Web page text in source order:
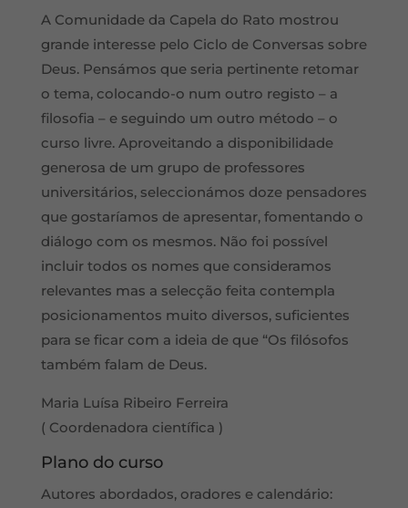
A Comunidade da Capela do Rato mostrou
grande interesse pelo Ciclo de Conversas sobre
Deus. Pensámos que seria pertinente retomar
o tema, colocando-o num outro registo – a
filosofia – e seguindo um outro método – o
curso livre. Aproveitando a disponibilidade
generosa de um grupo de professores
universitários, seleccionámos doze pensadores
que gostaríamos de apresentar, fomentando o
diálogo com os mesmos. Não foi possível
incluir todos os nomes que consideramos
relevantes mas a selecção feita contempla
posicionamentos muito diversos, suficientes
para se ficar com a ideia de que “Os filósofos
também falam de Deus.
Maria Luísa Ribeiro Ferreira
( Coordenadora científica )
Plano do curso
Autores abordados, oradores e calendário: